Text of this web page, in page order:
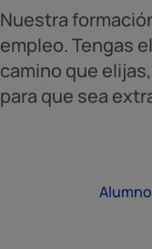
Nuestra
empleo. Tengas
camino que
para que sea